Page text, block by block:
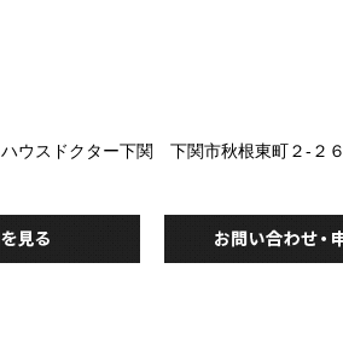
ウスドクター下関 下関市秋根東町２-２６